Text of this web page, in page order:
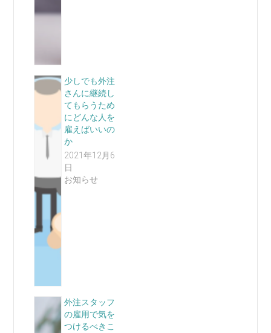
少しでも外注
さんに継続し
てもらうため
にどんな人を
雇えばいいの
か
2021年12月6
日
お知らせ
外注スタッフ
の雇用で気を
つけるべきこ